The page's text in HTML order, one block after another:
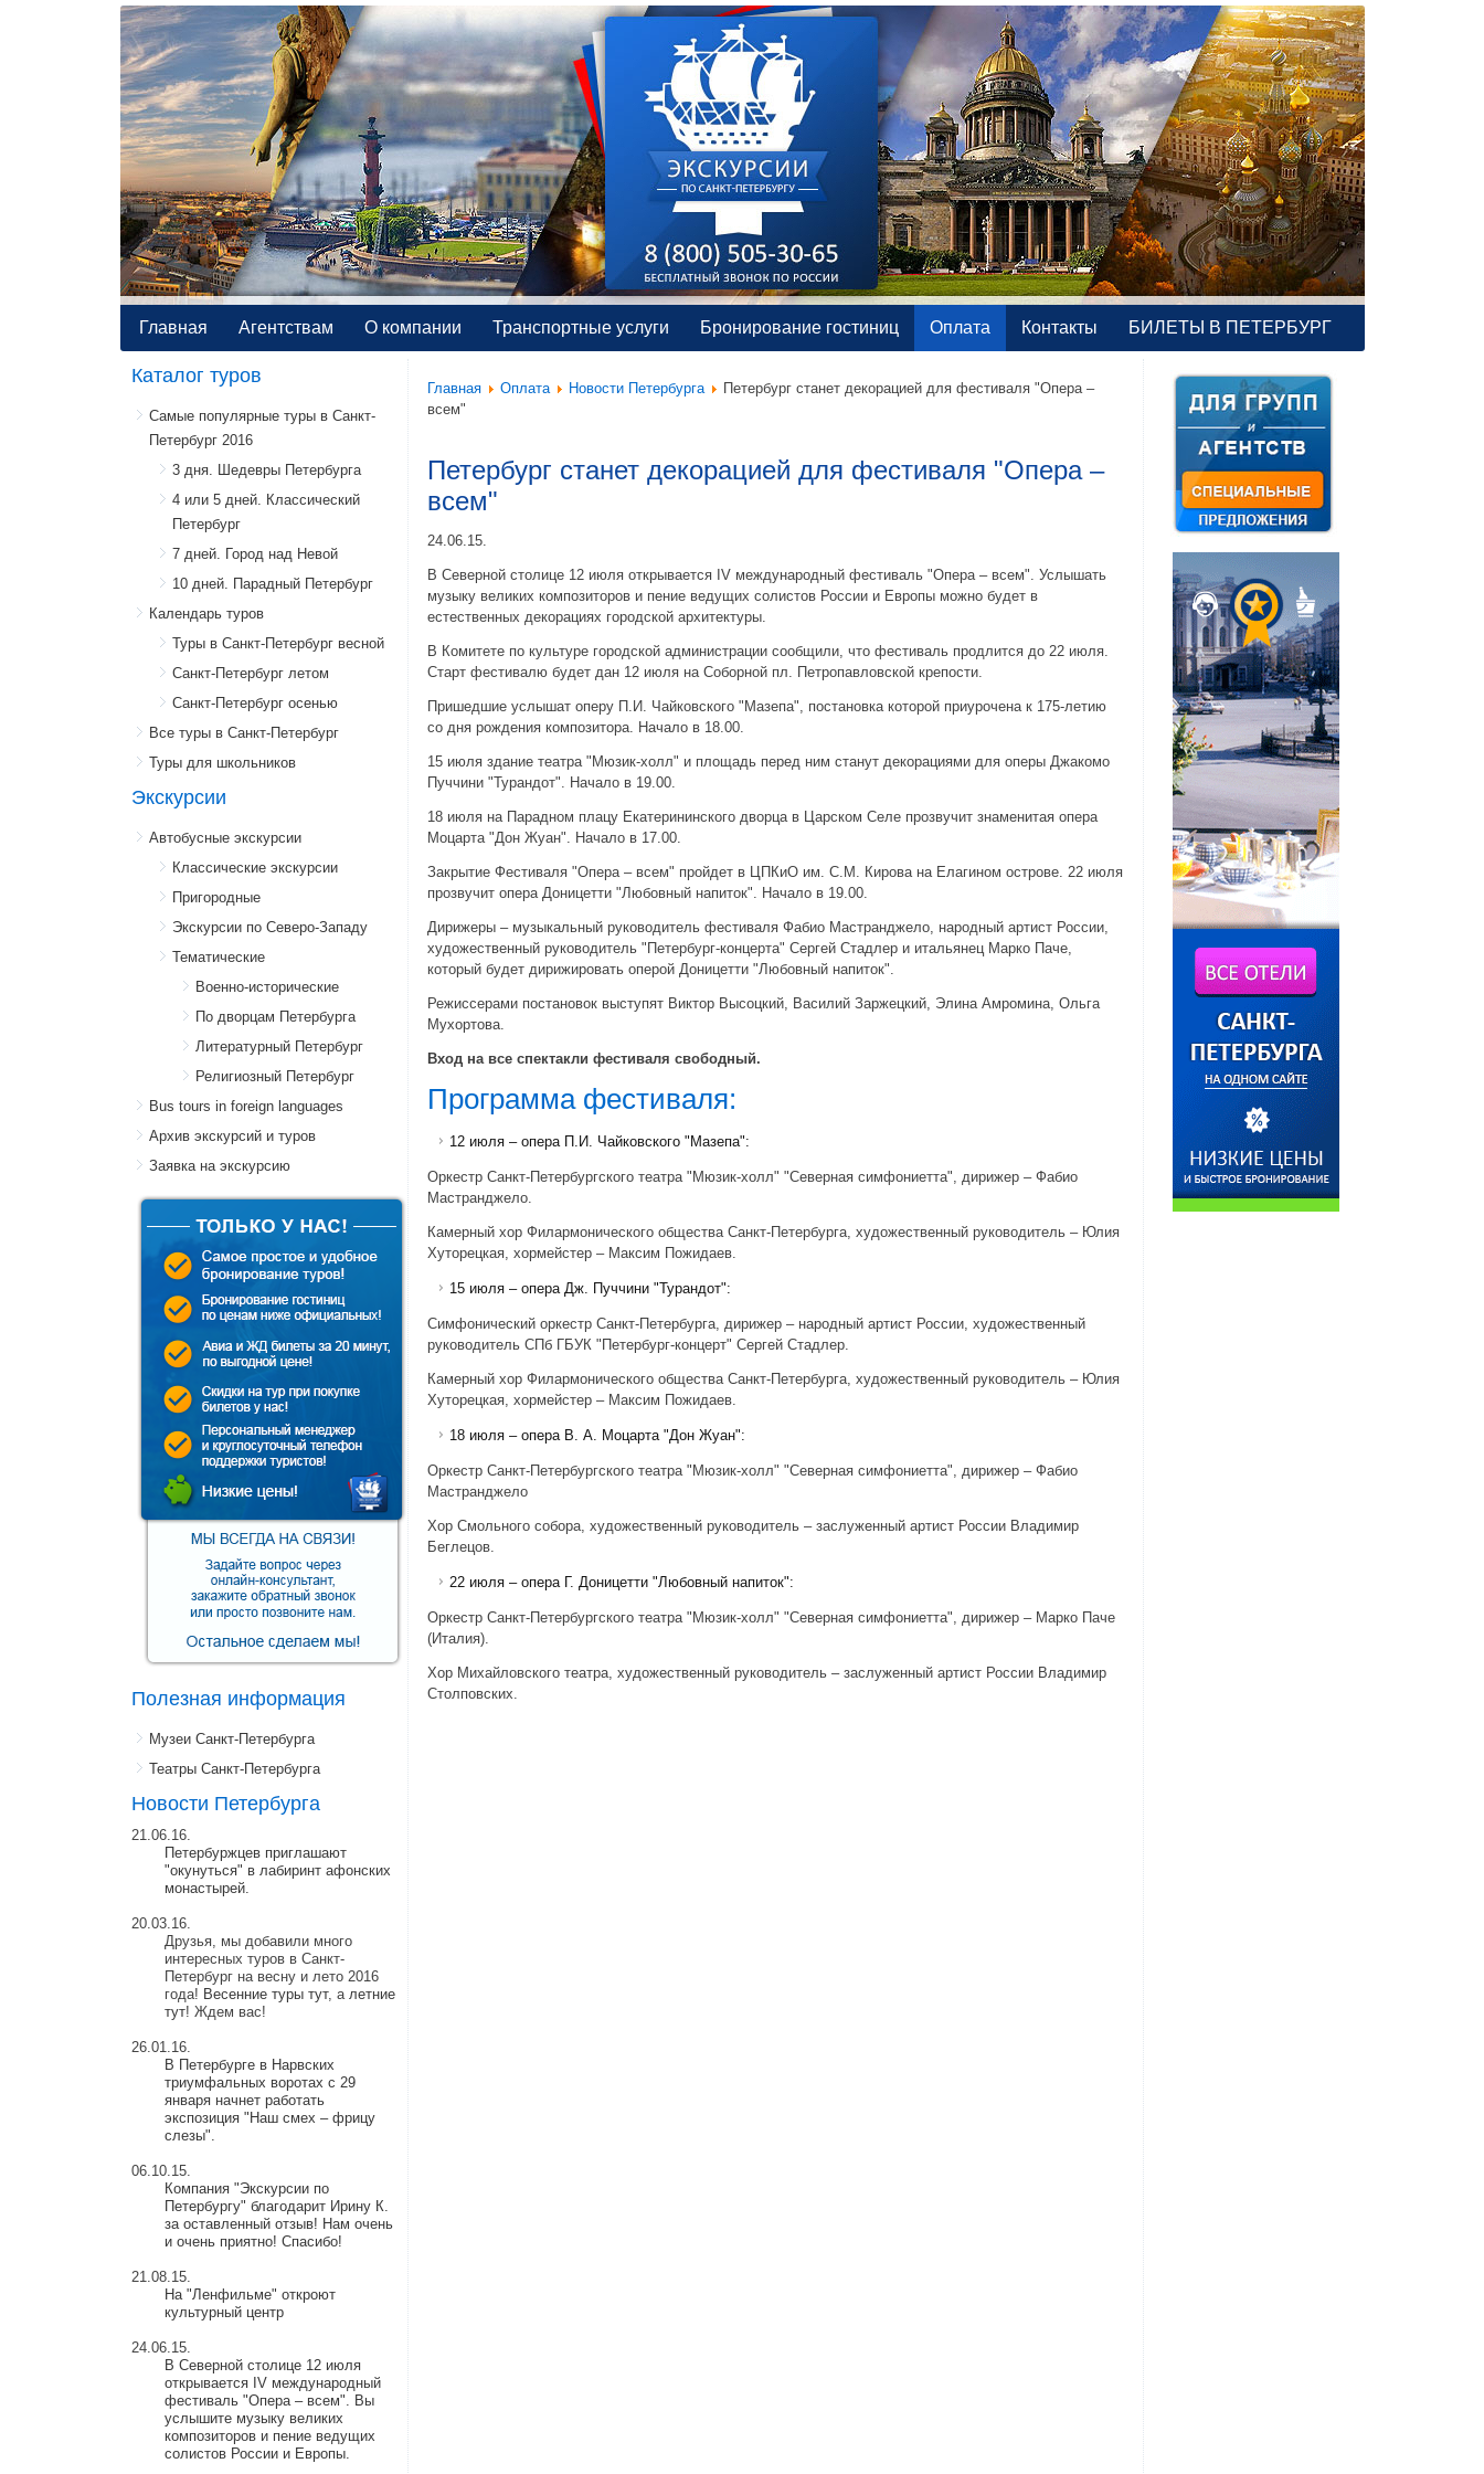
Главная Агентствам О компании Транспортные услуги Бронирование гостиниц Оплата Контакты БИЛЕТЫ В ПЕТЕРБУРГ
Каталог туров
Самые популярные туры в Санкт-
Петербург 2016
3 дня. Шедевры Петербурга
4 или 5 дней. Классический
Петербург
7 дней. Город над Невой
10 дней. Парадный Петербург
Календарь туров
Туры в Санкт-Петербург весной
Санкт-Петербург летом
Санкт-Петербург осенью
Все туры в Санкт-Петербург
Туры для школьников
Экскурсии
Автобусные экскурсии
Классические экскурсии
Пригородные
Экскурсии по Северо-Западу
Тематические
Военно-исторические
По дворцам Петербурга
Литературный Петербург
Религиозный Петербург
Bus tours in foreign languages
Архив экскурсий и туров
Заявка на экскурсию
Полезная информация
Музеи Санкт-Петербурга
Театры Санкт-Петербурга
Новости Петербурга
21.06.16.
Петербуржцев приглашают
"окунуться" в лабиринт афонских
монастырей.
20.03.16.
Друзья, мы добавили много
интересных туров в Санкт-
Петербург на весну и лето 2016
года! Весенние туры тут, а летние
тут! Ждем вас!
26.01.16.
В Петербурге в Нарвских
триумфальных воротах с 29
января начнет работать
экспозиция "Наш смех – фрицу
слезы".
06.10.15.
Компания "Экскурсии по
Петербургу" благодарит Ирину К.
за оставленный отзыв! Нам очень
и очень приятно! Спасибо!
21.08.15.
На "Ленфильме" откроют
культурный центр
24.06.15.
В Северной столице 12 июля
открывается IV международный
фестиваль "Опера – всем". Вы
услышите музыку великих
композиторов и пение ведущих
солистов России и Европы.
Главная Оплата Новости Петербурга
Петербург станет декорацией для фестиваля "Опера –
всем"
Петербург станет декорацией для фестиваля "Опера –
всем"
24.06.15.
В Северной столице 12 июля открывается IV международный фестиваль "Опера – всем". Услышать
музыку великих композиторов и пение ведущих солистов России и Европы можно будет в
естественных декорациях городской архитектуры.
В Комитете по культуре городской администрации сообщили, что фестиваль продлится до 22 июля.
Старт фестивалю будет дан 12 июля на Соборной пл. Петропавловской крепости.
Пришедшие услышат оперу П.И. Чайковского "Мазепа", постановка которой приурочена к 175-летию
со дня рождения композитора. Начало в 18.00.
15 июля здание театра "Мюзик-холл" и площадь перед ним станут декорациями для оперы Джакомо
Пуччини "Турандот". Начало в 19.00.
18 июля на Парадном плацу Екатерининского дворца в Царском Селе прозвучит знаменитая опера
Моцарта "Дон Жуан". Начало в 17.00.
Закрытие Фестиваля "Опера – всем" пройдет в ЦПКиО им. С.М. Кирова на Елагином острове. 22 июля
прозвучит опера Доницетти "Любовный напиток". Начало в 19.00.
Дирижеры – музыкальный руководитель фестиваля Фабио Мастранджело, народный артист России,
художественный руководитель "Петербург-концерта" Сергей Стадлер и итальянец Марко Паче,
который будет дирижировать оперой Доницетти "Любовный напиток".
Режиссерами постановок выступят Виктор Высоцкий, Василий Заржецкий, Элина Амромина, Ольга
Мухортова.
Вход на все спектакли фестиваля свободный.
Программа фестиваля:
12 июля – опера П.И. Чайковского "Мазепа":
Оркестр Санкт-Петербургского театра "Мюзик-холл" "Северная симфониетта", дирижер – Фабио
Мастранджело.
Камерный хор Филармонического общества Санкт-Петербурга, художественный руководитель – Юлия
Хуторецкая, хормейстер – Максим Пожидаев.
15 июля – опера Дж. Пуччини "Турандот":
Симфонический оркестр Санкт-Петербурга, дирижер – народный артист России, художественный
руководитель СПб ГБУК "Петербург-концерт" Сергей Стадлер.
Камерный хор Филармонического общества Санкт-Петербурга, художественный руководитель – Юлия
Хуторецкая, хормейстер – Максим Пожидаев.
18 июля – опера В. А. Моцарта "Дон Жуан":
Оркестр Санкт-Петербургского театра "Мюзик-холл" "Северная симфониетта", дирижер – Фабио
Мастранджело
Хор Смольного собора, художественный руководитель – заслуженный артист России Владимир
Беглецов.
22 июля – опера Г. Доницетти "Любовный напиток":
Оркестр Санкт-Петербургского театра "Мюзик-холл" "Северная симфониетта", дирижер – Марко Паче
(Италия).
Хор Михайловского театра, художественный руководитель – заслуженный артист России Владимир
Столповских.